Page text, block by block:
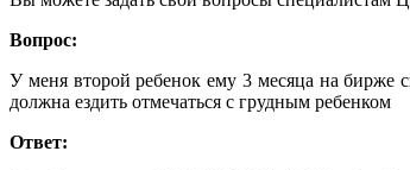
Вопрос:
У меня второй ребенок ему 3 месяца на бирже
должна ездить отмечаться с грудным ребенком
Ответ: